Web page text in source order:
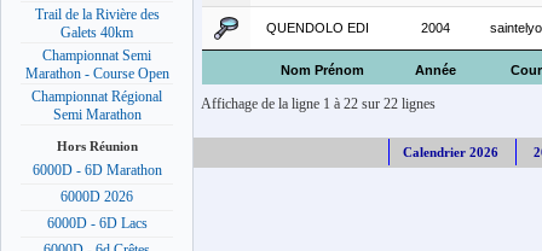
Trail de la Rivière des
Galets 40km
Championnat Semi
Marathon - Course Open
Championnat Régional
Semi Marathon
Hors Réunion
6000D - 6D Marathon
6000D 2026
6000D - 6D Lacs
Nom Prénom Année
QUENDOLO EDI 2004
Affichage de la ligne 1 à 22 sur 22 lignes
Calendrier 2026